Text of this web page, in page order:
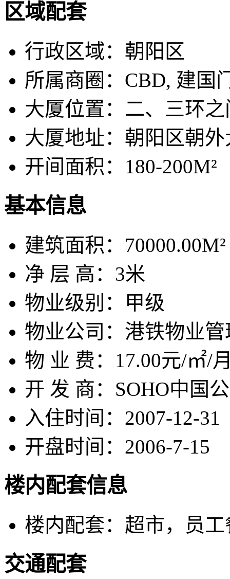
区域配套
行政区域： 朝阳区
所属商圈： CBD, 建国
大厦位置： 二、三环
大厦地址： 朝阳区朝
开间面积： 180-200M²
基本信息
建筑面积： 70000.00M²
净 层 高： 3米
物业级别：
甲级
物业公司： 港铁物业
物 业 费： 17.00元/㎡/
开 发 商： SOHO中国
入住时间： 2007-12-31
开盘时间： 2006-7-15
楼内配套信息
楼内配套： 超市，员
交通配套